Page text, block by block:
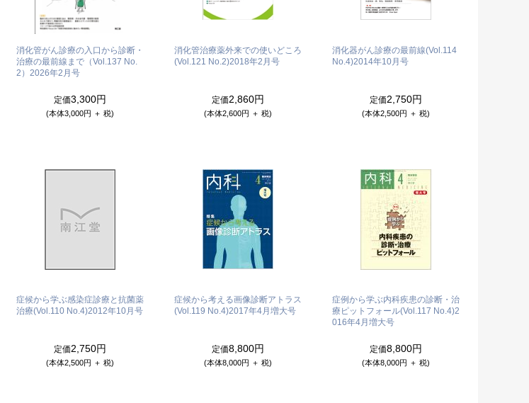
消化管がん診療の入口から診断・
治療の最前線まで（Vol.137 No.
2） 2026年2月号
定価3,300円
(本体3,000円 ＋ 税)
消化管治療薬外来での使いどころ
(Vol.121 No.2)2018年2月号
定価2,860円
(本体2,600円 ＋ 税)
消化器がん診療の最前線(Vol.114
No.4)2014年10月号
定価2,750円
(本体2,500円 ＋ 税)
症候から学ぶ感染症診療と抗菌薬
治療(Vol.110 No.4)2012年10月号
定価2,750円
(本体2,500円 ＋ 税)
症候から考える画像診断アトラス
(Vol.119 No.4)2017年4月増大号
定価8,800円
(本体8,000円 ＋ 税)
症例から学ぶ内科疾患の診断・治
療ピットフォール(Vol.117 No.4)2
016年4月増大号
定価8,800円
(本体8,000円 ＋ 税)